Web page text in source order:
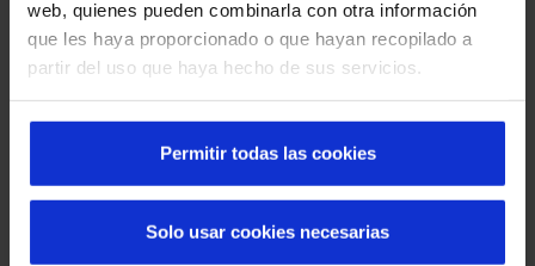
web, quienes pueden combinarla con otra información
que les haya proporcionado o que hayan recopilado a
partir del uso que haya hecho de sus servicios.
Permitir todas las cookies
Solo usar cookies necesarias